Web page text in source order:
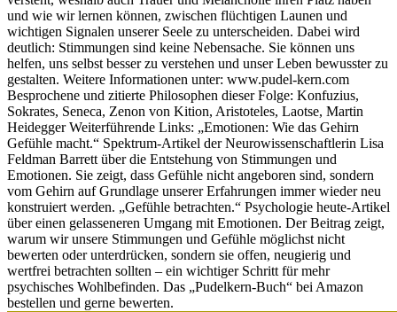
und wie wir lernen können, zwischen flüchtigen Launen und
wichtigen Signalen unserer Seele zu unterscheiden. Dabei wird
deutlich: Stimmungen sind keine Nebensache. Sie können uns
helfen, uns selbst besser zu verstehen und unser Leben bewusster zu
gestalten. Weitere Informationen unter: www.pudel-kern.com
Besprochene und zitierte Philosophen dieser Folge: Konfuzius,
Sokrates, Seneca, Zenon von Kition, Aristoteles, Laotse, Martin
Heidegger Weiterführende Links: „Emotionen: Wie das Gehirn
Gefühle macht.“ Spektrum-Artikel der Neurowissenschaftlerin Lisa
Feldman Barrett über die Entstehung von Stimmungen und
Emotionen. Sie zeigt, dass Gefühle nicht angeboren sind, sondern
vom Gehirn auf Grundlage unserer Erfahrungen immer wieder neu
konstruiert werden. „Gefühle betrachten.“ Psychologie heute-Artikel
über einen gelasseneren Umgang mit Emotionen. Der Beitrag zeigt,
warum wir unsere Stimmungen und Gefühle möglichst nicht
bewerten oder unterdrücken, sondern sie offen, neugierig und
wertfrei betrachten sollten – ein wichtiger Schritt für mehr
psychisches Wohlbefinden. Das „Pudelkern-Buch“ bei Amazon
bestellen und gerne bewerten.